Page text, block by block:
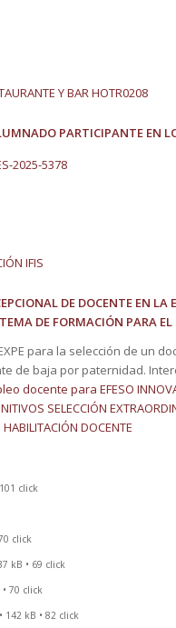
Y BAR HOTR0208
PARTICIPANTE EN
2025-5378
IFIS
DE DOCENTE EN
DE FORMACIÓN PARA
para la selección de un
de baja por paternidad.
docente para EFESO
SELECCIÓN
DOCENTE
click
click
kB • 69 click
• 70 click
• 142 kB • 82 click